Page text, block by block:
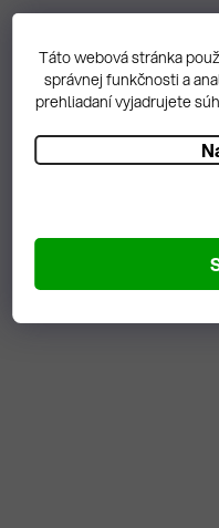
Táto webová stránka
správnej funkčnosti a
prehliadaní vyjadrujete
Pracovný stôl 1200 so
zásuvkami a skrinkou /
rôzne farby
385,46 €/ ks
DO KOŠÍKA
Na objednávku